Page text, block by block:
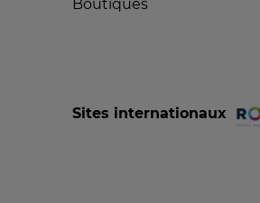
Boutiques
Sites internationaux